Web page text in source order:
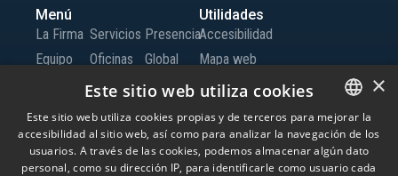
Menú
La Firma
Equipo
Conocimiento
Servicios
Oficinas
Iberia
Oficinas
Globales
Presencia
Global
Trabaja
con
nosotros
Contacto
Utilidades
Accesibilidad
Mapa web
Canal de Información
SPANISH
ENGLISH
×
Este sitio web utiliza cookies
Este sitio web utiliza cookies propias y de terceros para mejorar la
accesibilidad al sitio web, así como para analizar la navegación de los
usuarios. A través de las cookies, podemos almacenar algún dato
personal, como su dirección IP, para identificarle como usuario cada